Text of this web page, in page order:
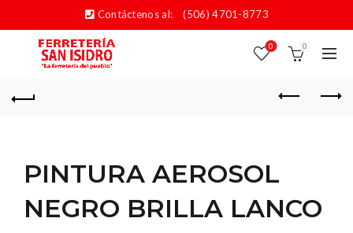
Contáctenos al: (506) 4701-8773
0 0
PINTURA AEROSOL
NEGRO BRILLA LANCO